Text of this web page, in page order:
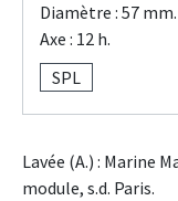
Diamètre : 57 mm.
Axe : 12 h.
SPL
Lavée (A.) : Marine
module, s.d. Paris.